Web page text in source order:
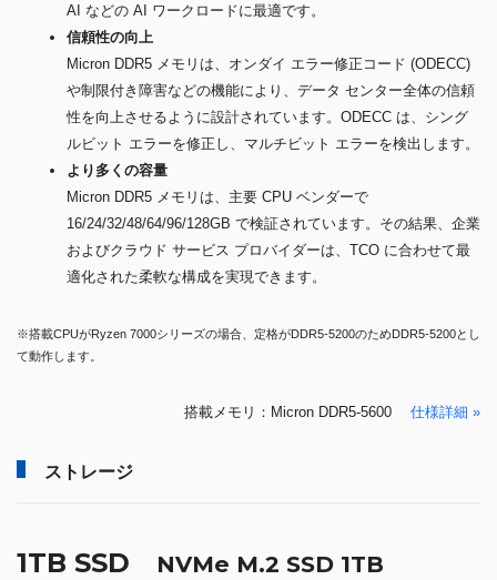
AI などの AI ワークロードに最適です。
信頼性の向上
Micron DDR5 メモリは、オンダイ エラー修正コード (ODECC)
や制限付き障害などの機能により、データ センター全体の信頼
性を向上させるように設計されています。ODECC は、シング
ルビット エラーを修正し、マルチビット エラーを検出します。
より多くの容量
Micron DDR5 メモリは、主要 CPU ベンダーで
16/24/32/48/64/96/128GB で検証されています。その結果、企業
およびクラウド サービス プロバイダーは、TCO に合わせて最
適化された柔軟な構成を実現できます。
※搭載CPUがRyzen 7000シリーズの場合、定格がDDR5-5200のためDDR5-5200とし
て動作します。
搭載メモリ：Micron DDR5-5600 仕様詳細 »
ストレージ
1TB SSD NVMe M.2 SSD 1TB